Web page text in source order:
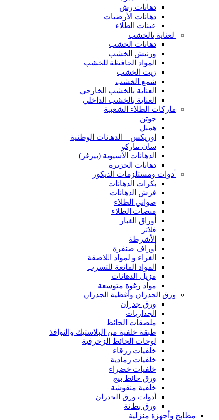
دهانات رش
دهانات الأرضيات
عينات الطلاء
العناية بالخشب
دهانات الخشب
ورنيش الخشب
المواد الحافظة للخشب
زيت الخشب
شمع الخشب
العناية بالخشب الخارجي
العناية بالخشب الداخلي
ماركات الطلاء الشعبية
جوتن
همبل
اوريكس – الدهانات الوطنية
سان ماركو
الدهانات الآسيوية (بيرغر)
دهانات الجزيرة
أدوات ومستلزمات الديكور
بكرات الدهانات
فرش الدهانات
صواني الطلاء
منصات الطلاء
أوراق الغبار
فلاتر
الأشرطة
أوراف صنفرة
الغراء والمواد اللاصقة
المواد المانعة للتسرب
مزيل الدهانات
مواد رغوة متوسعة
ورق الجدران وأغطية الجدران
ورق جدران
الجداريات
ملصقات الحائط
طبقة خلفية من البلاستيك والنوافذ
لوحات الحائط الزخرفية
خلفيات زرقاء
خلفيات رمادية
خلفيات خضراء
ورق حائط بيج
خلفية منقوشة
أدوات ورق الجدران
ورق بطانة
مطابخ وأجهزة منزلية